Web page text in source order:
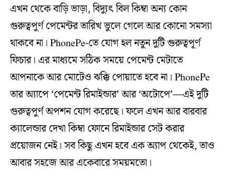
এখন থেকে বাড়ি ভাড়া, বিদ্যুৎ বিল কিম্বা অন্য কোন
গুরুত্বপুর্ণ পেমেন্টর তারিখ ভুলে গেলে আর কোনো সমস্যা
থাকবে না। PhonePe-তে যোগ হল নতুন দুটি গুরুত্বপূর্ণ
ফিচার। এর মাধ্যমে সঠিক সময়ে পেমেন্ট মেটাতে
আপনাকে আর মোটেও ঝক্কি পোয়াতে হবে না। PhonePe
তার অ্যাপে ‘পেমেন্ট রিমাইন্ডার’ আর ‘অটোপে’—এই দুটি
গুরুত্বপুর্ণ অপশন যোগ করেছে। ফলে এখন আর বারবার
ক্যালেন্ডার দেখা কিম্বা ফোনে রিমাইন্ডার সেট করার
প্রয়োজন নেই। সব কিছু এখন হবে এক অ্যাপ থেকেই, তাও
আবার সহজে আর একেবারে সময়মতো।